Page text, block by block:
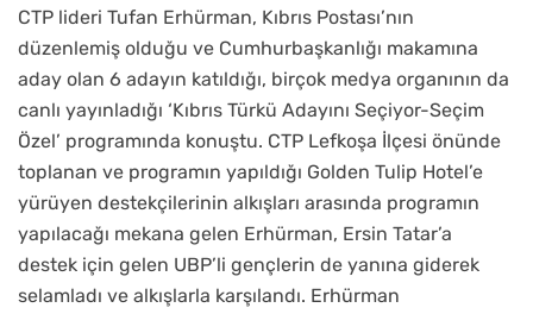
CTP lideri Tufan Erhürman, Kıbrıs Postası’nın
düzenlemiş olduğu ve Cumhurbaşkanlığı makamına
aday olan 6 adayın katıldığı, birçok medya organının da
canlı yayınladığı ‘Kıbrıs Türkü Adayını Seçiyor-Seçim
Özel’ programında konuştu. CTP Lefkoşa İlçesi önünde
toplanan ve programın yapıldığı Golden Tulip Hotel’e
yürüyen destekçilerinin alkışları arasında programın
yapılacağı mekana gelen Erhürman, Ersin Tatar’a
destek için gelen UBP’li gençlerin de yanına giderek
selamladı ve alkışlarla karşılandı. Erhürman